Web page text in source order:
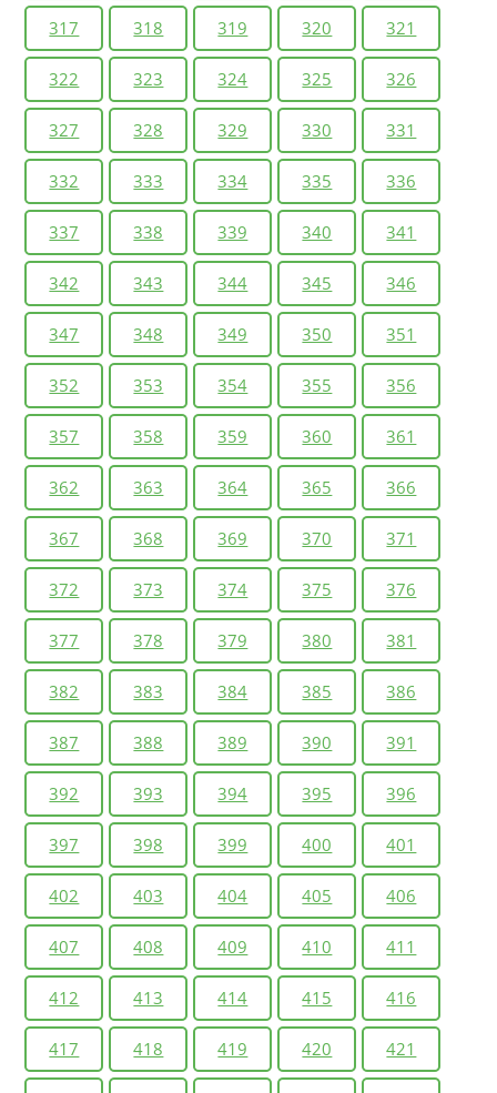
317 318 319 320 321
322 323 324 325 326
327 328 329 330 331
332 333 334 335 336
337 338 339 340 341
342 343 344 345 346
347 348 349 350 351
352 353 354 355 356
357 358 359 360 361
362 363 364 365 366
367 368 369 370 371
372 373 374 375 376
377 378 379 380 381
382 383 384 385 386
387 388 389 390 391
392 393 394 395 396
397 398 399 400 401
402 403 404 405 406
407 408 409 410 411
412 413 414 415 416
417 418 419 420 421